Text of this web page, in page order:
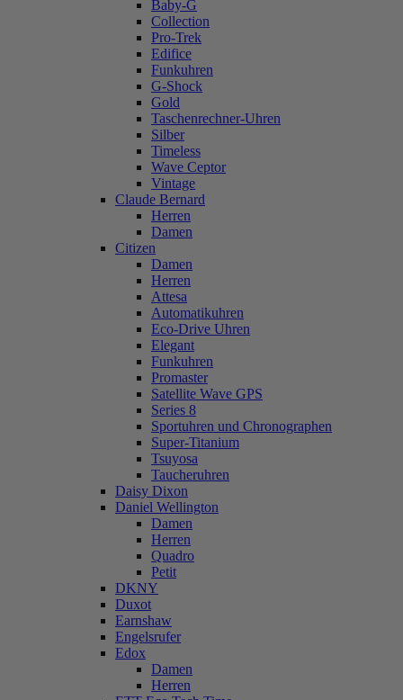
Baby-G
Collection
Pro-Trek
Edifice
Funkuhren
G-Shock
Gold
Taschenrechner-Uhren
Silber
Timeless
Wave Ceptor
Vintage
Claude Bernard
Herren
Damen
Citizen
Damen
Herren
Attesa
Automatikuhren
Eco-Drive Uhren
Elegant
Funkuhren
Promaster
Satellite Wave GPS
Series 8
Sportuhren und Chronographen
Super-Titanium
Tsuyosa
Taucheruhren
Daisy Dixon
Daniel Wellington
Damen
Herren
Quadro
Petit
DKNY
Duxot
Earnshaw
Engelsrufer
Edox
Damen
Herren